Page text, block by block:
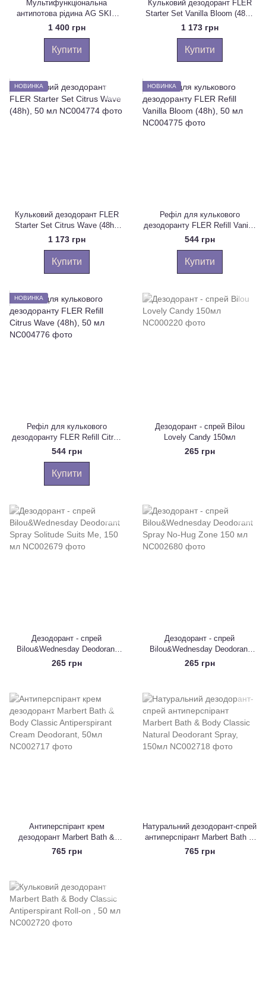
Мультифункціональна
антипотова рідина AG SKIN
Exoactive Antiperspirant Mist,
100 мл
1 400 грн
Купити
Кульковий дезодорант FLER
Starter Set Vanilla Bloom (48h),
50 мл
1 173 грн
Купити
НОВИНКА
Кульковий дезодорант FLER
Starter Set Citrus Wave (48h),
50 мл
1 173 грн
Купити
НОВИНКА
Рефіл для кулькового
дезодоранту FLER Refill Vanilla
Bloom (48h), 50 мл
544 грн
Купити
НОВИНКА
Рефіл для кулькового
дезодоранту FLER Refill Citrus
Wave (48h), 50 мл
544 грн
Купити
Дезодорант - спрей Bilou
Lovely Candy 150мл
265 грн
Дезодорант - спрей
Bilou&Wednesday Deodorant
Spray Solitude Suits Me, 150 мл
265 грн
Дезодорант - спрей
Bilou&Wednesday Deodorant
Spray No-Hug Zone 150 мл
265 грн
Антиперспірант крем
дезодорант Marbert Bath &
Body Classic Antiperspirant
Cream Deodorant, 50мл
765 грн
Натуральний дезодорант-спрей
антиперспірант Marbert Bath &
Body Classic Natural Deodorant
Spray, 150мл
765 грн